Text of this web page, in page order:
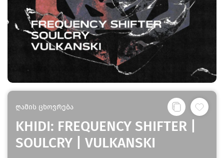
ღამის ცხოვრება
KHIDI: FREQUENCY SHIFTER |
SOULCRY | VULKANSKI